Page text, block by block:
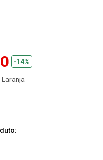
-14%
laranja